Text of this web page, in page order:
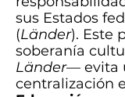
sus Estados
(Länder). Este
soberanía
Länder— evita
centralización